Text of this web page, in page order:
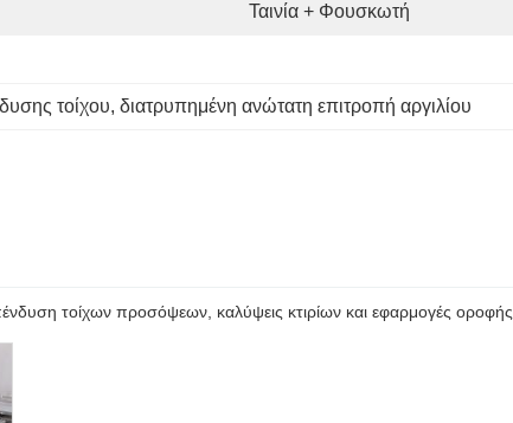
Ταινία + Φουσκωτή
τοίχου, διατρυπημένη ανώτατη επιτροπή αργιλίου
τοίχων προσόψεων, καλύψεις κτιρίων και εφαρμογές οροφής.